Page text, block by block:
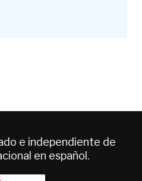
e independiente de
en español.